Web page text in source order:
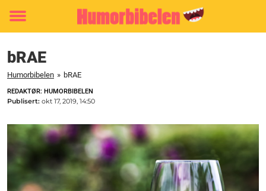
Toggle
bRAE
Humorbibelen » bRAE
REDAKTØR: HUMORBIBELEN
Publisert: okt 17, 2019, 14:50